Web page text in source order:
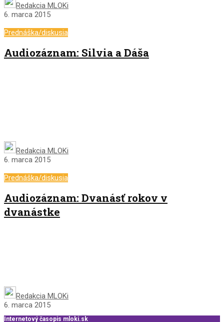
Redakcia MLOKi
6. marca 2015
Prednáška/diskusia
Audiozáznam: Silvia a Dáša
Redakcia MLOKi
6. marca 2015
Prednáška/diskusia
Audiozáznam: Dvanásť rokov v
dvanástke
Redakcia MLOKi
6. marca 2015
Internetový časopis mloki.sk